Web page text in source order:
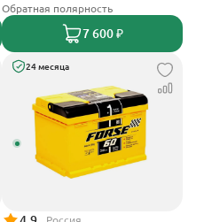
Обратная полярность
7 600 ₽
24 месяца